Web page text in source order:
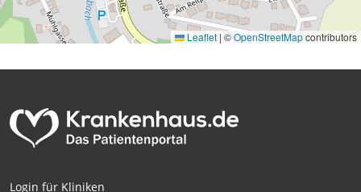
Leaflet | ©OpenStreetMapcontributors
Login für Kliniken